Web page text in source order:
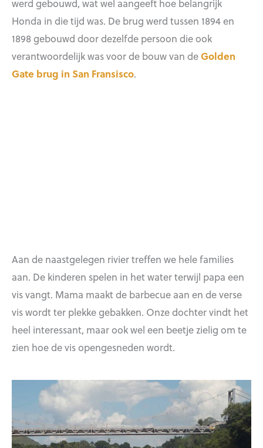
werd gebouwd, wat wel aangeeft hoe belangrijk
Honda in die tijd was. De brug werd tussen 1894 en
1898 gebouwd door dezelfde persoon die ook
verantwoordelijk was voor de bouw van deGolden
Gate brug in San Fransisco.
Aan de naastgelegen rivier treffen we hele families
aan. De kinderen spelen in het water terwijl papa een
vis vangt. Mama maakt de barbecue aan en de verse
vis wordt ter plekke gebakken. Onze dochter vindt het
heel interessant, maar ook wel een beetje zielig om te
zien hoe de vis opengesneden wordt.